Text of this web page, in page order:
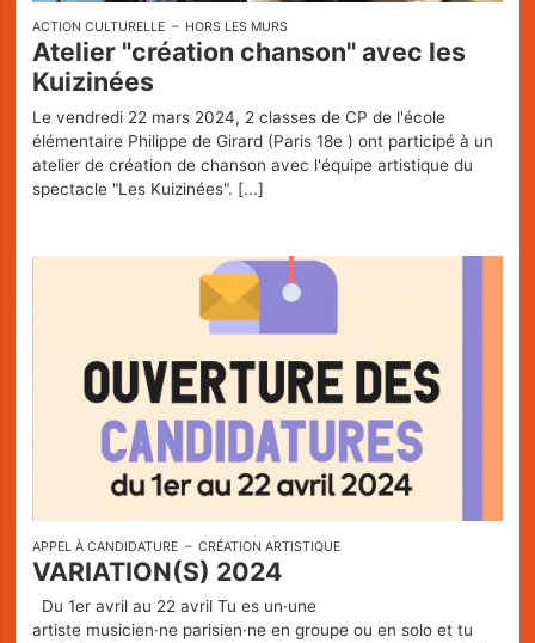
Infos pratiques
La Carte des Curiosités
Espace pro
Privatisation
Nos Partenaires
ACTION CULTURELLE HORS LES MURS
Atelier "création chanson" avec les
Kuizinées
Le vendredi 22 mars 2024, 2 classes de CP de l'école
élémentaire Philippe de Girard (Paris 18e ) ont participé à un
atelier de création de chanson avec l'équipe artistique du
spectacle "Les Kuizinées". [...]
APPEL À CANDIDATURE CRÉATION ARTISTIQUE
VARIATION(S) 2024
Du 1er avril au 22 avril Tu es un·une
artiste musicien·ne parisien·ne en groupe ou en solo et tu